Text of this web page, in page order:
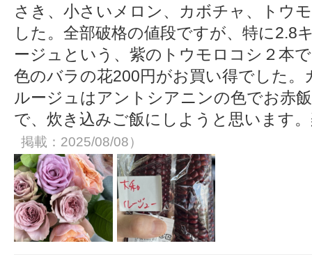
さき、小さいメロン、カボチャ、トウ
した。全部破格の値段ですが、特に2.8
ージュという、紫のトウモロコシ２本
色のバラの花200円がお買い得でした
ルージュはアントシアニンの色でお赤
で、炊き込みご飯にしようと思います
掲載：2025/08/08）